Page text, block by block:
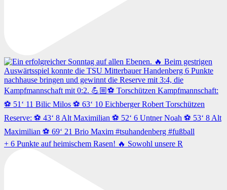
+ 6 Punkte auf heimischem Rasen! 🔥 Sowohl unsere R